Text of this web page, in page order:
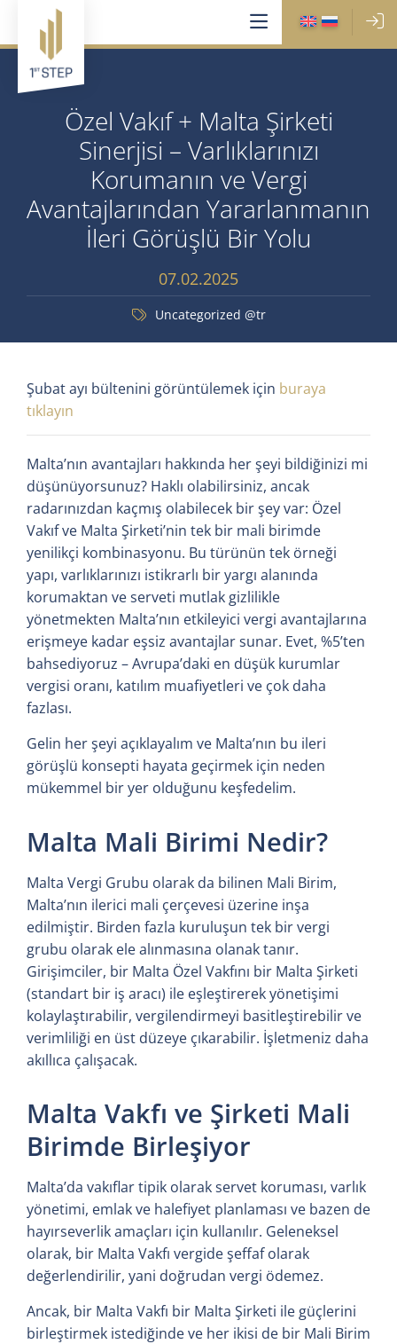
Özel Vakıf + Malta Şirketi
Sinerjisi – Varlıklarınızı
Korumanın ve Vergi
Avantajlarından Yararlanmanın
İleri Görüşlü Bir Yolu
07.02.2025
Uncategorized @tr
Şubat ayı bültenini görüntülemek için buraya
tıklayın
Malta’nın avantajları hakkında her şeyi bildiğinizi mi
düşünüyorsunuz? Haklı olabilirsiniz, ancak
radarınızdan kaçmış olabilecek bir şey var: Özel
Vakıf ve Malta Şirketi’nin tek bir mali birimde
yenilikçi kombinasyonu. Bu türünün tek örneği
yapı, varlıklarınızı istikrarlı bir yargı alanında
korumaktan ve serveti mutlak gizlilikle
yönetmekten Malta’nın etkileyici vergi avantajlarına
erişmeye kadar eşsiz avantajlar sunar. Evet, %5’ten
bahsediyoruz – Avrupa’daki en düşük kurumlar
vergisi oranı, katılım muafiyetleri ve çok daha
fazlası.
Gelin her şeyi açıklayalım ve Malta’nın bu ileri
görüşlü konsepti hayata geçirmek için neden
mükemmel bir yer olduğunu keşfedelim.
Malta Mali Birimi Nedir?
Malta Vergi Grubu olarak da bilinen Mali Birim,
Malta’nın ilerici mali çerçevesi üzerine inşa
edilmiştir. Birden fazla kuruluşun tek bir vergi
grubu olarak ele alınmasına olanak tanır.
Girişimciler, bir Malta Özel Vakfını bir Malta Şirketi
(standart bir iş aracı) ile eşleştirerek yönetişimi
kolaylaştırabilir, vergilendirmeyi basitleştirebilir ve
verimliliği en üst düzeye çıkarabilir. İşletmeniz daha
akıllıca çalışacak.
Malta Vakfı ve Şirketi Mali
Birimde Birleşiyor
Malta’da vakıflar tipik olarak servet koruması, varlık
yönetimi, emlak ve halefiyet planlaması ve bazen de
hayırseverlik amaçları için kullanılır. Geleneksel
olarak, bir Malta Vakfı vergide şeffaf olarak
değerlendirilir, yani doğrudan vergi ödemez.
Ancak, bir Malta Vakfı bir Malta Şirketi ile güçlerini
birleştirmek istediğinde ve her ikisi de bir Mali Birim